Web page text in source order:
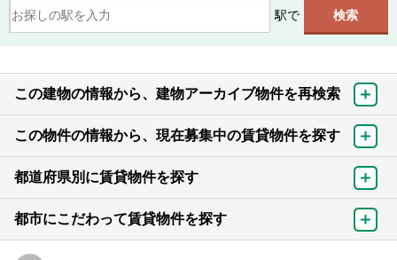
駅で
この建物の情報から、建物アーカイブ物件を再検索
この物件の情報から、現在募集中の賃貸物件を探す
都道府県別に賃貸物件を探す
都市にこだわって賃貸物件を探す